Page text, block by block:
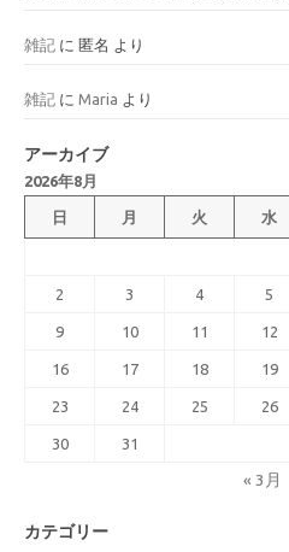
雑記 に 匿名 より
雑記 に Maria より
アーカイブ
2026年8月
日 月 火 水
2 3 4 5
9 10 11 12
16 17 18 19
23 24 25 26
30 31
« 3月
カテゴリー